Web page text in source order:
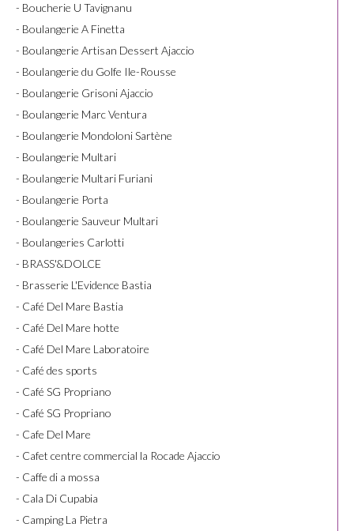
- Boucherie U Tavignanu
- Boulangerie A Finetta
- Boulangerie Artisan Dessert Ajaccio
- Boulangerie du Golfe Ile-Rousse
- Boulangerie Grisoni Ajaccio
- Boulangerie Marc Ventura
- Boulangerie Mondoloni Sartène
- Boulangerie Multari
- Boulangerie Multari Furiani
- Boulangerie Porta
- Boulangerie Sauveur Multari
- Boulangeries Carlotti
- BRASS'&DOLCE
- Brasserie L'Evidence Bastia
- Café Del Mare Bastia
- Café Del Mare hotte
- Café Del Mare Laboratoire
- Café des sports
- Café SG Propriano
- Café SG Propriano
- Cafe Del Mare
- Cafet centre commercial la Rocade Ajaccio
- Caffe di a mossa
- Cala Di Cupabia
- Camping La Pietra